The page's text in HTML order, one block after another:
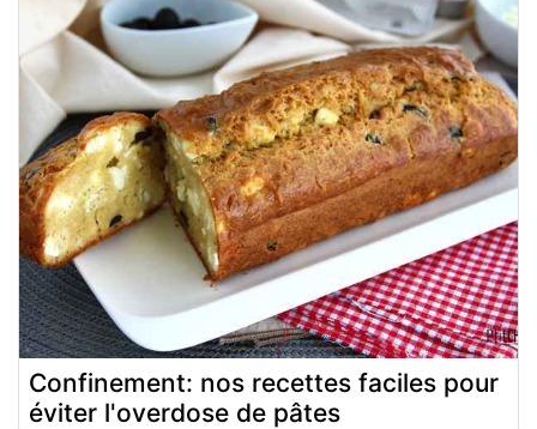
Confinement: nos recettes faciles pour
éviter l'overdose de pâtes